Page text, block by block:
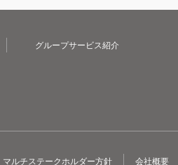
グループサービス紹介
マルチステークホルダー方針 会社概要